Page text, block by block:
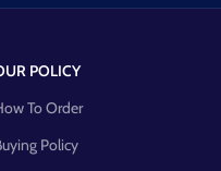
POLICY
To Order
Policy